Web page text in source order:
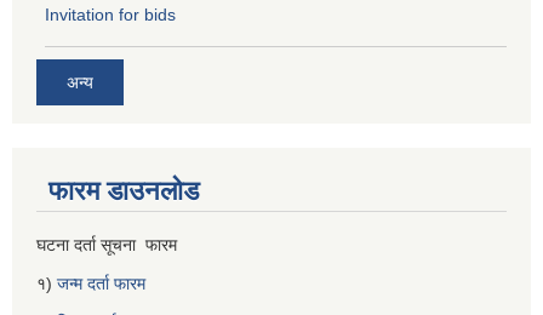
Invitation for bids
अन्य
फारम डाउनलोड
घटना दर्ता सूचना फारम
१) जन्म दर्ता फारम